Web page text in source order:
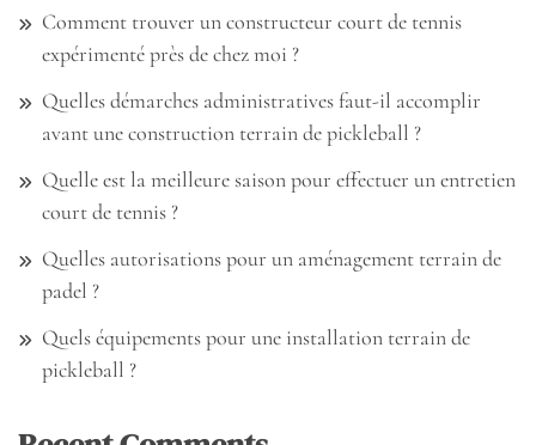
Comment trouver un constructeur court de tennis
expérimenté près de chez moi ?
Quelles démarches administratives faut-il accomplir
avant une construction terrain de pickleball ?
Quelle est la meilleure saison pour effectuer un entretien
court de tennis ?
Quelles autorisations pour un aménagement terrain de
padel ?
Quels équipements pour une installation terrain de
pickleball ?